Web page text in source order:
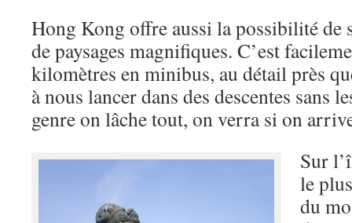
Hong Kong offre aussi la possibilité de
de paysages magnifiques. C’est
kilomètres en minibus, au détail près
à nous lancer dans des descentes sans
genre on lâche tout, on verra si on
Sur
le
du